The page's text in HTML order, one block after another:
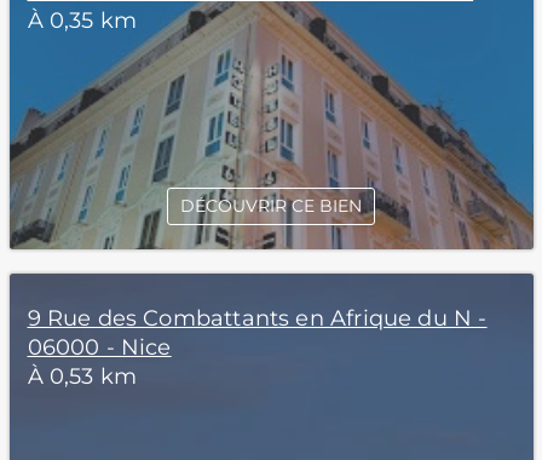
À 0,35 km
DÉCOUVRIR CE BIEN
9 Rue des Combattants en Afrique du N -
06000 - Nice
À 0,53 km